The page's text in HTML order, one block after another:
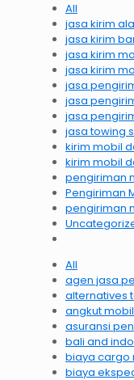
All
jasa kirim
jasa kirim
jasa kirim
jasa kirim
jasa
jasa
jasa
jasa towing
kirim mobil
kirim mobil
pengiriman
Pengiriman
pengiriman
All
agen jasa
alternatives
angkut mobil
asuransi
bali and
biaya cargo
biaya